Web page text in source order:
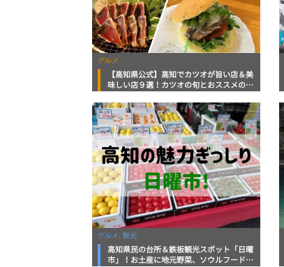
グルメ
【高知県公式】高知でカツオが旨い店＆美
味しい店９選！カツオの旬とおススメのお
グルメ, 観光
高知県民の台所＆鉄板観光スポット「日曜
市」！お土産に地元野菜、ソウルフードま